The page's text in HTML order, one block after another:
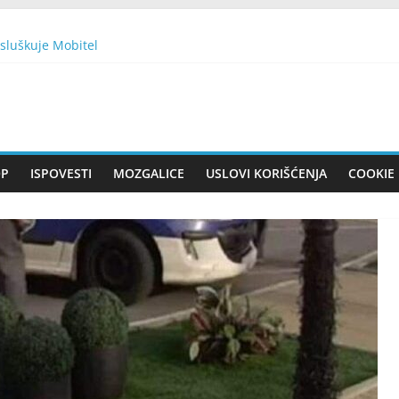
Mobitel
1 BROJ SA DRVETA: Evo da li će vam se želja ostvariti
smatra nesretnim, a drugi ‘dobitkom na lutriji’
ISPOVESTI MOZGALICE USLOVI KORIŠĆENJA COOKIE